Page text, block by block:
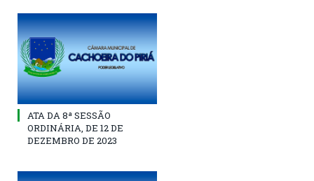
ATA DA 8ª SESSÃO
ORDINÁRIA, DE 12 DE
DEZEMBRO DE 2023